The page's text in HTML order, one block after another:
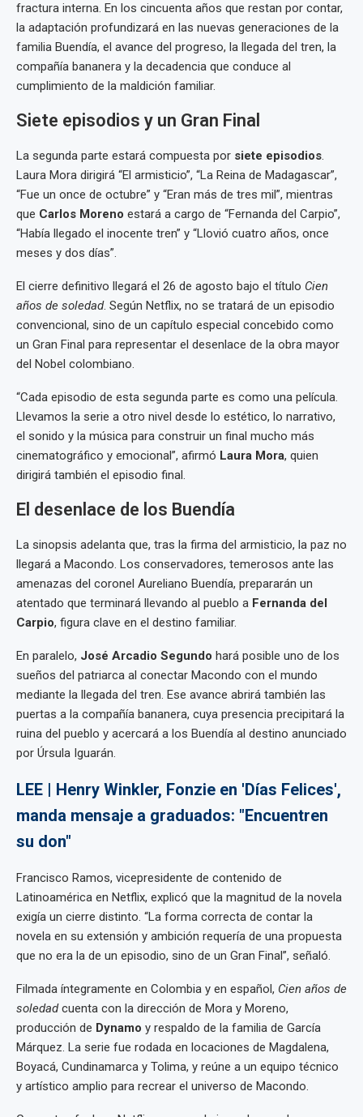
fractura interna. En los cincuenta años que restan por contar,
la adaptación profundizará en las nuevas generaciones de la
familia Buendía, el avance del progreso, la llegada del tren, la
compañía bananera y la decadencia que conduce al
cumplimiento de la maldición familiar.
Siete episodios y un Gran Final
La segunda parte estará compuesta por siete episodios.
Laura Mora dirigirá “El armisticio”, “La Reina de Madagascar”,
“Fue un once de octubre” y “Eran más de tres mil”, mientras
que Carlos Moreno estará a cargo de “Fernanda del Carpio”,
“Había llegado el inocente tren” y “Llovió cuatro años, once
meses y dos días”.
El cierre definitivo llegará el 26 de agosto bajo el título Cien
años de soledad. Según Netflix, no se tratará de un episodio
convencional, sino de un capítulo especial concebido como
un Gran Final para representar el desenlace de la obra mayor
del Nobel colombiano.
“Cada episodio de esta segunda parte es como una película.
Llevamos la serie a otro nivel desde lo estético, lo narrativo,
el sonido y la música para construir un final mucho más
cinematográfico y emocional”, afirmó Laura Mora, quien
dirigirá también el episodio final.
El desenlace de los Buendía
La sinopsis adelanta que, tras la firma del armisticio, la paz no
llegará a Macondo. Los conservadores, temerosos ante las
amenazas del coronel Aureliano Buendía, prepararán un
atentado que terminará llevando al pueblo a Fernanda del
Carpio, figura clave en el destino familiar.
En paralelo, José Arcadio Segundo hará posible uno de los
sueños del patriarca al conectar Macondo con el mundo
mediante la llegada del tren. Ese avance abrirá también las
puertas a la compañía bananera, cuya presencia precipitará la
ruina del pueblo y acercará a los Buendía al destino anunciado
por Úrsula Iguarán.
LEE | Henry Winkler, Fonzie en 'Días Felices',
manda mensaje a graduados: "Encuentren
su don"
Francisco Ramos, vicepresidente de contenido de
Latinoamérica en Netflix, explicó que la magnitud de la novela
exigía un cierre distinto. “La forma correcta de contar la
novela en su extensión y ambición requería de una propuesta
que no era la de un episodio, sino de un Gran Final”, señaló.
Filmada íntegramente en Colombia y en español, Cien años de
soledadcuenta con la dirección de Mora y Moreno,
producción de Dynamo y respaldo de la familia de García
Márquez. La serie fue rodada en locaciones de Magdalena,
Boyacá, Cundinamarca y Tolima, y reúne a un equipo técnico
y artístico amplio para recrear el universo de Macondo.